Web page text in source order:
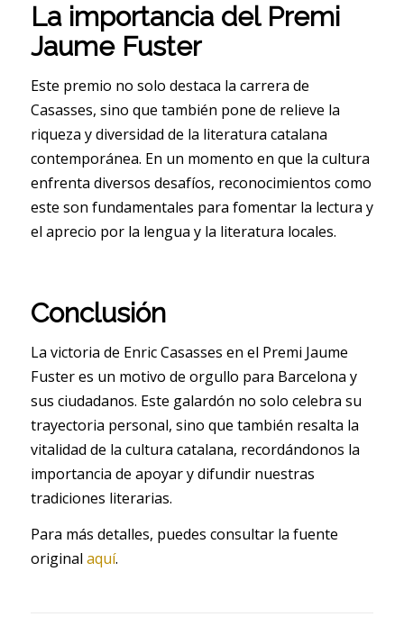
La importancia del Premi
Jaume Fuster
Este premio no solo destaca la carrera de
Casasses, sino que también pone de relieve la
riqueza y diversidad de la literatura catalana
contemporánea. En un momento en que la cultura
enfrenta diversos desafíos, reconocimientos como
este son fundamentales para fomentar la lectura y
el aprecio por la lengua y la literatura locales.
Conclusión
La victoria de Enric Casasses en el Premi Jaume
Fuster es un motivo de orgullo para Barcelona y
sus ciudadanos. Este galardón no solo celebra su
trayectoria personal, sino que también resalta la
vitalidad de la cultura catalana, recordándonos la
importancia de apoyar y difundir nuestras
tradiciones literarias.
Para más detalles, puedes consultar la fuente
originalaquí.